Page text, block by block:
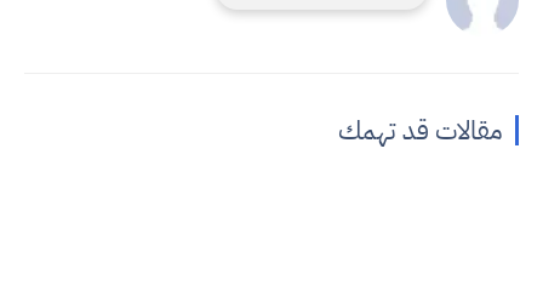
مقالات قد تهمك